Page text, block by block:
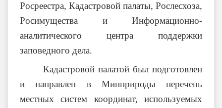
Росреестра, Кадастровой палаты, Рослесхоза,
Росимущества и Информационно-
аналитического центра поддержки
заповедного дела.
Кадастровой палатой был подготовлен
и направлен в Минприроды перечень
местных систем координат, используемых